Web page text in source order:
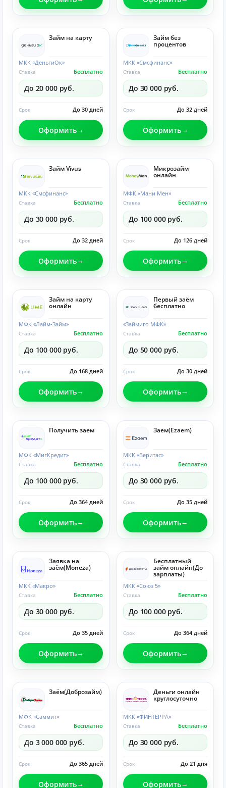
Займ на карту
МКК «ДеньгиОк»
Бесплатно
Ставка
До 20 000 руб.
До 30 дней
Срок
Оформить
Займ без
процентов
МКК «Смсфинанс»
Бесплатно
Ставка
До 30 000 руб.
До 32 дней
Срок
Оформить
Займ Vivus
МКК «Смсфинанс»
Бесплатно
Ставка
До 30 000 руб.
До 32 дней
Срок
Оформить
Микрозайм
онлайн
МФК «Мани Мен»
Бесплатно
Ставка
До 100 000 руб.
До 126 дней
Срок
Оформить
Займ на карту
онлайн
МФК «Лайм-Займ»
Бесплатно
Ставка
До 100 000 руб.
До 168 дней
Срок
Оформить
Первый заём
бесплатно
«Займиго МФК»
Бесплатно
Ставка
До 50 000 руб.
До 30 дней
Срок
Оформить
Получить заем
МФК «МигКредит»
Бесплатно
Ставка
До 100 000 руб.
До 364 дней
Срок
Оформить
Заем(Ezaem)
МКК «Веритас»
Бесплатно
Ставка
До 30 000 руб.
До 35 дней
Срок
Оформить
Заявка на
заём(Moneza)
МКК «Макро»
Бесплатно
Ставка
До 30 000 руб.
До 35 дней
Срок
Оформить
Бесплатный
займ онлайн(До
зарплаты)
МКК «Союз 5»
Бесплатно
Ставка
До 100 000 руб.
До 364 дней
Срок
Оформить
Заём(Доброзайм)
МФК «Саммит»
Бесплатно
Ставка
До 3 000 000 руб.
До 365 дней
Срок
Оформить
Деньги онлайн
круглосуточно
МКК «ФИНТЕРРА»
Бесплатно
Ставка
До 30 000 руб.
До 21 дня
Срок
Оформить